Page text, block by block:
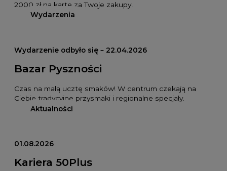
2000 zł na kartę za Twoje zakupy!
Wydarzenia
Wydarzenie odbyło się – 22.04.2026
Bazar Pyszności
Czas na małą ucztę smaków! W centrum czekają na
Ciebie tradycyjne przysmaki i regionalne specjały.
Aktualności
01.08.2026
Kariera 50Plus